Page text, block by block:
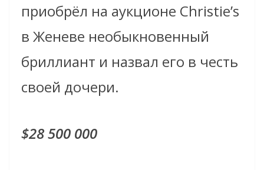
приобрёл на аукционе Christie’s
в Женеве необыкновенный
бриллиант и назвал его в честь
своей дочери.
$28 500 000